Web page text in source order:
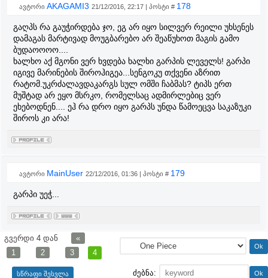
ავტორი AKAGAMI3 21/12/2016, 22:17 | პოსტი # 178
გაღპს რა გაუჭირდება ჯო, ეგ არ იყო სილვერ რეილი უხსენეს
დამაგას მარტივად მოუგბარებო არ შეაწუხოთ მაგის გამო
ბუდაოოოო....
ხალხო აქ მგონი ვერ ხვდება ხალხი გარპის ლეველს! გარპი
იგივე მარინების შიროჰიგეა...სენგოკუ თქვენი აზრით
რატომ.უკრძალავდაკარგს სულ ომში ჩაბმას? ტიპს ერთ
მუშტად არ ეყო მსრკო, რომელსაც ადმირლებიც ვერ
ეხებოდნენ.... ეჰ რა დრო იყო გარპს უნდა წამოეცვა საკაზუკი
შიროს კი არა!
ავტორი MainUser 22/12/2016, 01:36 | პოსტი # 179
გარპი უეჭ...
გვერდი 4 დან
«
1
2 3 4
ძებნა: